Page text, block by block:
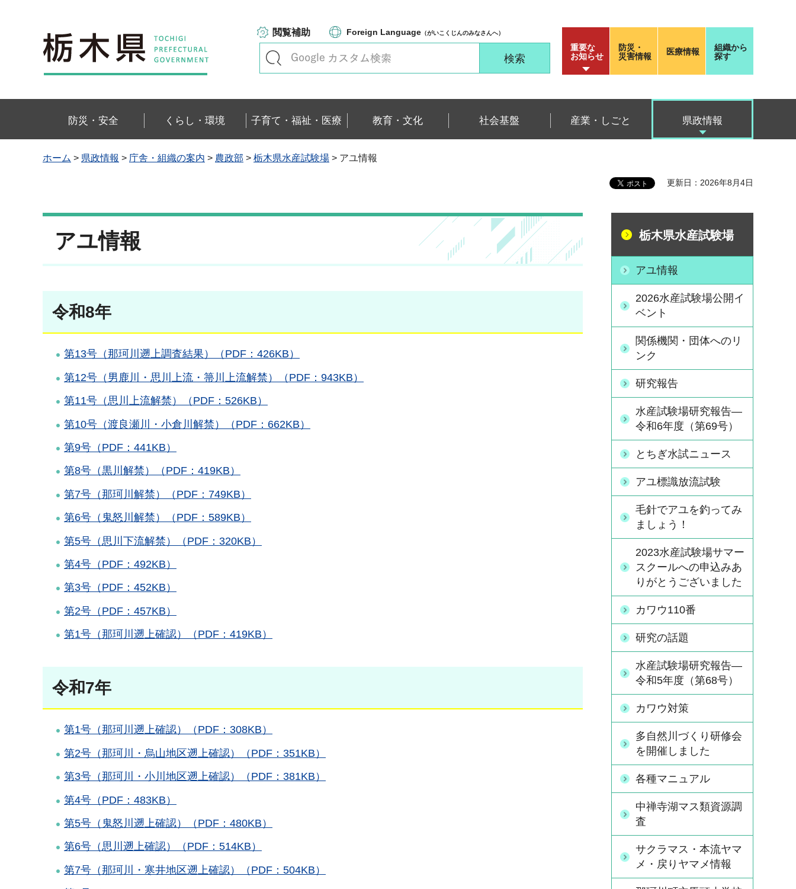
栃木県
閲覧補助 Foreign Language （がいこくじんのみなさんへ）
重要な
お知らせ
防災・
災害情報
医療情報
組織から
探す
防災・安全 くらし・環境 子育て・福祉・医療 教育・文化 社会基盤 産業・しごと 県政情報
ホーム > 県政情報 > 庁舎・組織の案内 > 農政部 > 栃木県水産試験場 > アユ情報
更新日：2026年8月4日
アユ情報
令和8年
第13号（那珂川遡上調査結果）（PDF：426KB）
第12号（男鹿川・思川上流・箒川上流解禁）（PDF：943KB）
第11号（思川上流解禁）（PDF：526KB）
第10号（渡良瀬川・小倉川解禁）（PDF：662KB）
第9号（PDF：441KB）
第8号（黒川解禁）（PDF：419KB）
第7号（那珂川解禁）（PDF：749KB）
第6号（鬼怒川解禁）（PDF：589KB）
第5号（思川下流解禁）（PDF：320KB）
第4号（PDF：492KB）
第3号（PDF：452KB）
第2号（PDF：457KB）
第1号（那珂川遡上確認）（PDF：419KB）
令和7年
第1号（那珂川遡上確認）（PDF：308KB）
第2号（那珂川・烏山地区遡上確認）（PDF：351KB）
第3号（那珂川・小川地区遡上確認）（PDF：381KB）
第4号（PDF：483KB）
第5号（鬼怒川遡上確認）（PDF：480KB）
第6号（思川遡上確認）（PDF：514KB）
第7号（那珂川・寒井地区遡上確認）（PDF：504KB）
栃木県水産試験場
アユ情報
2026水産試験場公開イ
ベント
関係機関・団体へのリ
ンク
研究報告
水産試験場研究報告―
令和6年度（第69号）
とちぎ水試ニュース
アユ標識放流試験
毛針でアユを釣ってみ
ましょう！
2023水産試験場サマー
スクールへの申込みあ
りがとうございました
カワウ110番
研究の話題
水産試験場研究報告―
令和5年度（第68号）
カワウ対策
多自然川づくり研修会
を開催しました
各種マニュアル
中禅寺湖マス類資源調
査
サクラマス・本流ヤマ
メ・戻りヤマメ情報